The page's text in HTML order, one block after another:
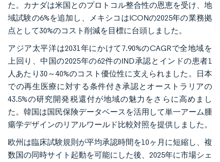
た。カナダは米国とのプロトコル整合性の恩恵を受け、地
域試験の6%を追加し、メキシコはICONの2025年の業務拠
点として30%のコスト削減を目標に台頭しました。
アジア太平洋は2031年にかけて7.90%のCAGRで全地域を
上回り、中国の2025年の62件のIND承認とインドの患者1
人あたり30～40%のコスト優位性に支えられました。日本
での再生医療に対する条件付き承認とオーストラリアの
43.5%の研究開発税還付が地域の魅力をさらに高めまし
た。韓国は国民保険データベースを活用して単一アーム腫
瘍学デザインのリアルワールド比較対照を提供しました。
欧州は臨床試験規則が平均承認時間を10ヶ月に短縮し、複
数国の同時サイト起動を可能にした後、2025年に市場シェ